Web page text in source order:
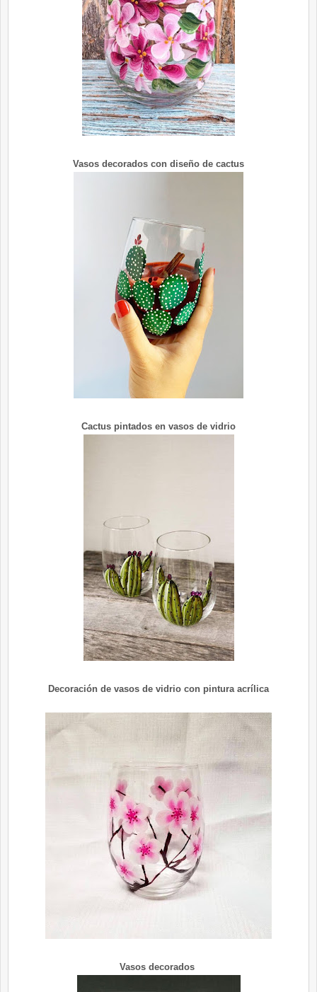
Vasos decorados con diseño de cactus
Cactus pintados en vasos de vidrio
Decoración de vasos de vidrio con pintura acrílica
Vasos decorados